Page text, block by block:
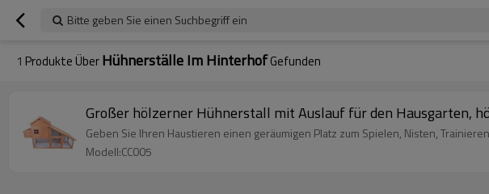
Bitte geben Sie einen Suchbegriff ein
1 Produkte ÜberHühnerställe Im HinterhofGefunden
Großer hölzerner Hühnerstall mit Auslauf für den Hausgarten,
Geben Sie Ihren Haustieren einen geräumigen Platz zum Spielen, Nisten,
Modell:CC005